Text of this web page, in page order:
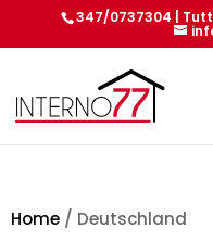
347/0737304 |
Home / Deutschland